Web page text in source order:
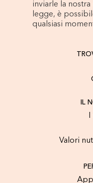
inviarle la
legge, è
qualsiasi
IL
I
Valori